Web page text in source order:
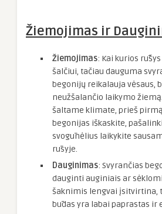
Žiemojimas ir
Žiemojimas: Kai kurios
šalčiui, tačiau dauguma
begonijų reikalauja vėsaus,
neužšalančio laikymo
šaltame klimate, prieš
begonijas iškaskite,
svogūnėlius laikykite
rūsyje.
Dauginimas: Svyrančias
dauginti auginiais ar
šaknimis lengvai įsitvirtina,
būdas yra labai paprastas ir